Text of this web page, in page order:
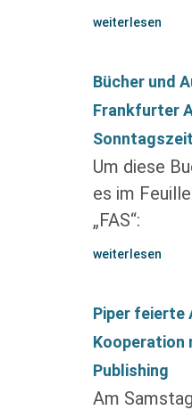
weiterlesen
Bücher und
Frankfurter
Um diese
es im
„FAS“:
weiterlesen
Piper
Kooperation
Publishing
Am